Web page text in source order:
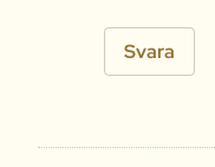
Svara